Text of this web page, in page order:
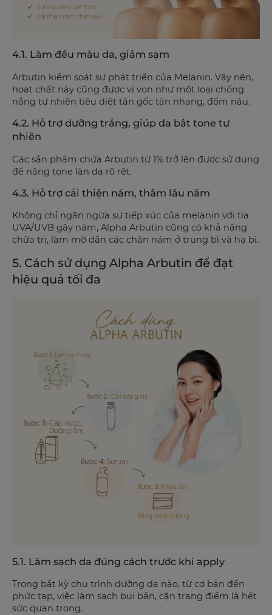
4.1. Làm đều màu da, giảm sạm
Arbutin kiểm soát sự phát triển của Melanin. Vậy nên,
hoạt chất này cũng được ví von như một loại chống
nắng tự nhiên tiêu diệt tận gốc tàn nhang, đốm nâu.
4.2. Hỗ trợ dưỡng trắng, giúp da bật tone tự
nhiên
Các sản phẩm chứa Arbutin từ 1% trở lên được sử dụng
để nâng tone làn da rõ rệt.
4.3. Hỗ trợ cải thiện nám, thâm lâu năm
Không chỉ ngăn ngừa sự tiếp xúc của melanin với tia
UVA/UVB gây nám, Alpha Arbutin cũng có khả năng
chữa trị, làm mờ dần các chân nám ở trung bì và hạ bì.
5. Cách sử dụng Alpha Arbutin để đạt
hiệu quả tối đa
5.1. Làm sạch da đúng cách trước khi apply
Trong bất kỳ chu trình dưỡng da nào, từ cơ bản đến
phức tạp, việc làm sạch bụi bẩn, cặn trang điểm là hết
sức quan trọng.